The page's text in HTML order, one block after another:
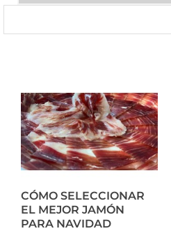
CÓMO SELECCIONAR
EL MEJOR JAMÓN
PARA NAVIDAD